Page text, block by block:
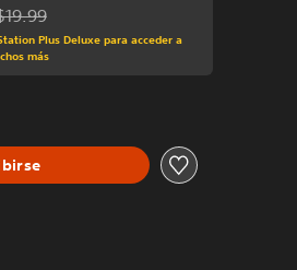
del precio original de US$19.99
Plus Deluxe para acceder a
más